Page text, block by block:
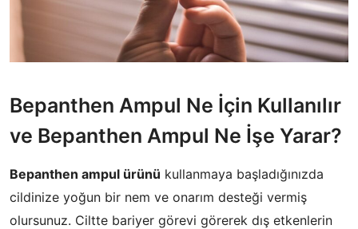
​Bepanthen Ampul Ne İçin Kullanılır
ve Bepanthen Ampul Ne İşe Yarar?
Bepanthen ampul ürünü kullanmaya başladığınızda
cildinize yoğun bir nem ve onarım desteği vermiş
olursunuz. Ciltte bariyer görevi görerek dış etkenlerin